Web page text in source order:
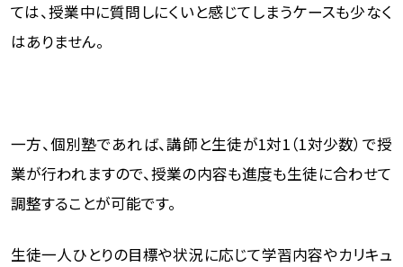
ては、授業中に質問しにくいと感じてしまうケースも少なく
はありません。
一方、個別塾であれば、講師と生徒が1対1（1対少数）で授
業が行われますので、授業の内容も進度も生徒に合わせて
調整することが可能です。
生徒一人ひとりの目標や状況に応じて学習内容やカリキュ